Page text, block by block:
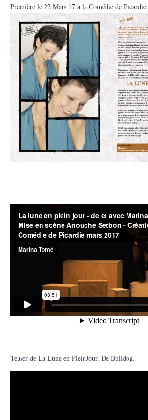
Première le 22 Mars 17 à la Comédie de Picardie.
Teaser de La Lune en PleinJour. De Bulldog.